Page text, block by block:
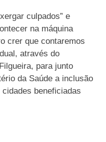
culpados” e
na máquina
crer que contaremos
através do
para junto
da Saúde a inclusão
beneficiadas